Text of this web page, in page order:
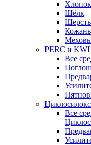
Хлопок
Шёлк
Шерсть
PERC и
Все
Все